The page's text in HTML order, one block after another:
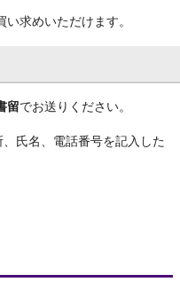
求めいただけます。
留でお送りください。
氏名、電話番号を記入した